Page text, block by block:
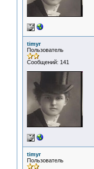
timyr
Пользователь
Сообщений: 141
timyr
Пользователь